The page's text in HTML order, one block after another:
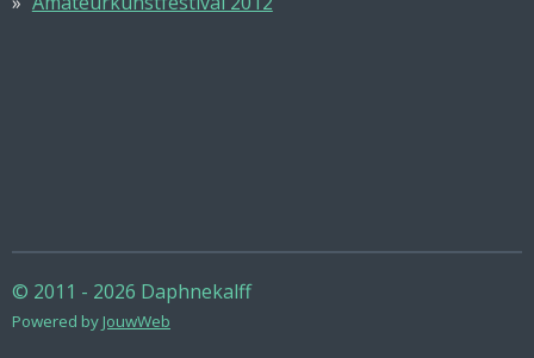
© 2011 - 2026 Daphnekalff
Powered by JouwWeb